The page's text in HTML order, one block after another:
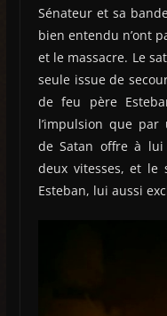
Sénateur et sa
bien entendu n’ont
et le massacre. Le
seule issue de
de feu père
l’impulsion que par
de Satan offre à
deux vitesses, et le
Esteban, lui aussi